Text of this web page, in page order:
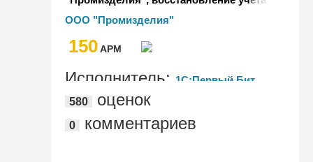
и закрытие периодов за 2 года
ООО "Промизделия"
150AРМ
Исполнитель: 1С:Первый Бит,
Воронеж
580 оценок
0 комментариев